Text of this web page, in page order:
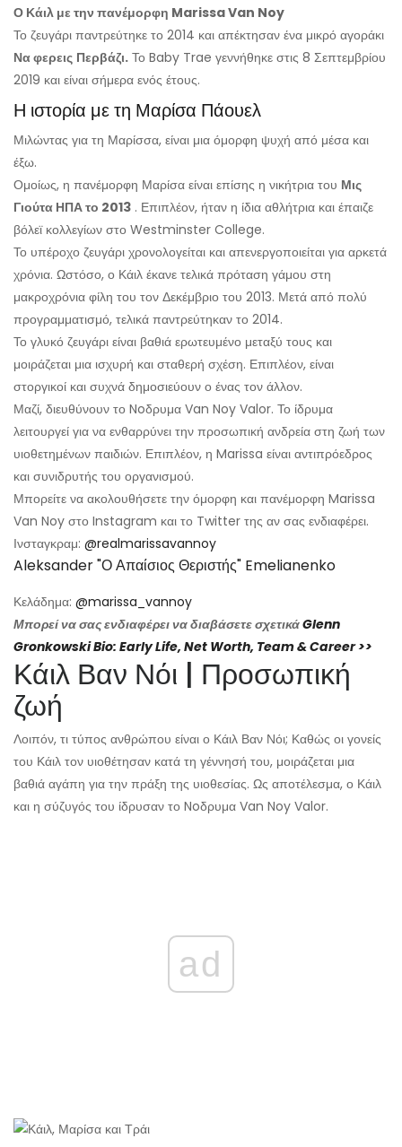
Ο Κάιλ με την πανέμορφη Marissa Van Noy
Το ζευγάρι παντρεύτηκε το 2014 και απέκτησαν ένα μικρό αγοράκι
Να φερεις Περβάζι. Το Baby Trae γεννήθηκε στις 8 Σεπτεμβρίου
2019 και είναι σήμερα ενός έτους.
Η ιστορία με τη Μαρίσα Πάουελ
Μιλώντας για τη Μαρίσσα, είναι μια όμορφη ψυχή από μέσα και
έξω.
Ομοίως, η πανέμορφη Μαρίσα είναι επίσης η νικήτρια του Μις
Γιούτα ΗΠΑ το 2013 . Επιπλέον, ήταν η ίδια αθλήτρια και έπαιζε
βόλεϊ κολλεγίων στο Westminster College.
Το υπέροχο ζευγάρι χρονολογείται και απενεργοποιείται για αρκετά
χρόνια. Ωστόσο, ο Κάιλ έκανε τελικά πρόταση γάμου στη
μακροχρόνια φίλη του τον Δεκέμβριο του 2013. Μετά από πολύ
προγραμματισμό, τελικά παντρεύτηκαν το 2014.
Το γλυκό ζευγάρι είναι βαθιά ερωτευμένο μεταξύ τους και
μοιράζεται μια ισχυρή και σταθερή σχέση. Επιπλέον, είναι
στοργικοί και συχνά δημοσιεύουν ο ένας τον άλλον.
Μαζί, διευθύνουν το Noδρυμα Van Noy Valor. Το ίδρυμα
λειτουργεί για να ενθαρρύνει την προσωπική ανδρεία στη ζωή των
υιοθετημένων παιδιών. Επιπλέον, η Marissa είναι αντιπρόεδρος
και συνιδρυτής του οργανισμού.
Μπορείτε να ακολουθήσετε την όμορφη και πανέμορφη Marissa
Van Noy στο Instagram και το Twitter της αν σας ενδιαφέρει.
Ινσταγκραμ: @realmarissavannoy
Aleksander "ο Απαίσιος Θεριστής" Emelianenko
Κελάδημα: @marissa_vannoy
Μπορεί να σας ενδιαφέρει να διαβάσετε σχετικάGlenn
Gronkowski Bio: Early Life, Net Worth, Team & Career >>
Κάιλ Βαν Νόι | Προσωπική
ζωή
Λοιπόν, τι τύπος ανθρώπου είναι ο Κάιλ Βαν Νόι; Καθώς οι γονείς
του Κάιλ τον υιοθέτησαν κατά τη γέννησή του, μοιράζεται μια
βαθιά αγάπη για την πράξη της υιοθεσίας. Ως αποτέλεσμα, ο Κάιλ
και η σύζυγός του ίδρυσαν το Noδρυμα Van Noy Valor.
ad